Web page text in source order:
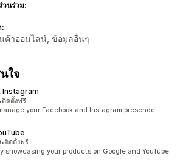
นร่วม:
:
ค้าออนไลน์, ข้อมูลอื่นๆ
ใจ
Instagram
ว
•ติดตั้งฟรี
your Facebook and Instagram presence
วิว
•ติดตั้งฟรี
showcasing your products on Google and YouTube